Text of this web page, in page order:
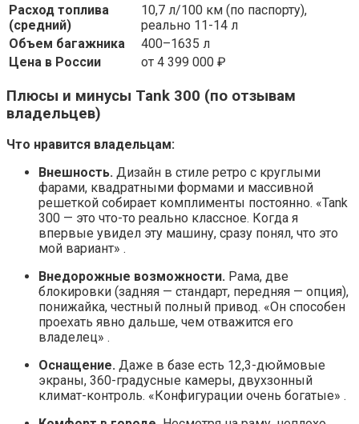
Расход топлива
(средний)
10,7 л/100 км (по паспорту),
реально 11-14 л
Объем багажника
400–1635 л
Цена в России
от 4 399 000 ₽
Плюсы и минусы Tank 300 (по отзывам
владельцев)
Что нравится владельцам:
Внешность. Дизайн в стиле ретро с круглыми
фарами, квадратными формами и массивной
решеткой собирает комплименты постоянно. «Tank
300 — это что-то реально классное. Когда я
впервые увидел эту машину, сразу понял, что это
мой вариант» .
Внедорожные возможности. Рама, две
блокировки (задняя — стандарт, передняя — опция),
понижайка, честный полный привод. «Он способен
проехать явно дальше, чем отважится его
владелец» .
Оснащение. Даже в базе есть 12,3-дюймовые
экраны, 360-градусные камеры, двухзонный
климат-контроль. «Конфигурации очень богатые» .